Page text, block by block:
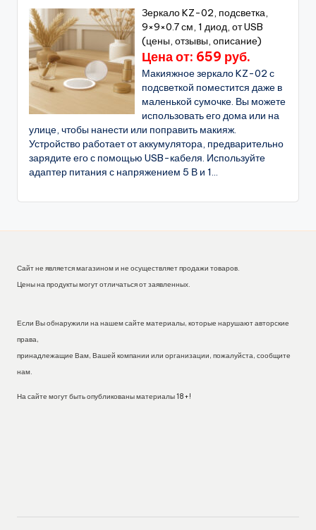
Зеркало KZ-02, подсветка,
9×9×0.7 см, 1 диод, от USB
(цены, отзывы, описание)
Цена от: 659 руб.
Макияжное зеркало KZ-02 с
подсветкой поместится даже в
маленькой сумочке. Вы можете
использовать его дома или на
улице, чтобы нанести или поправить макияж.
Устройство работает от аккумулятора, предварительно
зарядите его с помощью USB-кабеля. Используйте
адаптер питания с напряжением 5 В и 1...
Сайт не является магазином и не осуществляет продажи товаров.
Цены на продукты могут отличаться от заявленных.
Если Вы обнаружили на нашем сайте материалы, которые нарушают авторские
права,
принадлежащие Вам, Вашей компании или организации, пожалуйста, сообщите
нам.
На сайте могут быть опубликованы материалы 18+!